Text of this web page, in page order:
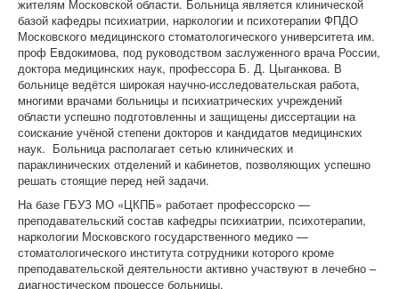
жителям Московской области. Больница является клинической
базой кафедры психиатрии, наркологии и психотерапии ФПДО
Московского медицинского стоматологического университета им.
проф Евдокимова, под руководством заслуженного врача России,
доктора медицинских наук, профессора Б. Д. Цыганкова. В
больнице ведётся широкая научно-исследовательская работа,
многими врачами больницы и психиатрических учреждений
области успешно подготовленны и защищены диссертации на
соискание учёной степени докторов и кандидатов медицинских
наук. Больница располагает сетью клинических и
параклинических отделений и кабинетов, позволяющих успешно
решать стоящие перед ней задачи.
На базе ГБУЗ МО «ЦКПБ» работает профессорско —
преподавательский состав кафедры психиатрии, психотерапии,
наркологии Московского государственного медико —
стоматологического института сотрудники которого кроме
преподавательской деятельности активно участвуют в лечебно –
диагностическом процессе больницы.